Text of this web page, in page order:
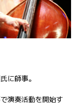
に師事。
演奏活動を開始す